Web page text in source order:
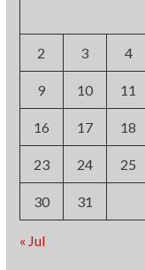
2 3 4
9 10 11
16 17 18
23 24 25
30 31
« Jul